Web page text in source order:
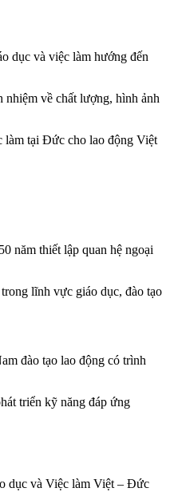
dục và việc làm hướng đến
về chất lượng, hình ảnh
làm tại Đức cho lao động Việt
năm thiết lập quan hệ ngoại
lĩnh vực giáo dục, đào tạo
đào tạo lao động có trình
triển kỹ năng đáp ứng
dục và Việc làm Việt – Đức